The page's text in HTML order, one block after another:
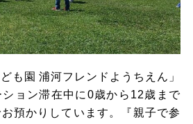
も園 浦河フレンドようちえん」
ョン滞在中に0歳から12歳まで
預かりしています。『親子で参